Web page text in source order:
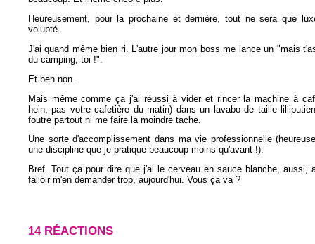
Heureusement, pour la prochaine et dernière, tout ne sera que
volupté.
J'ai quand même bien ri. L'autre jour mon boss me lance un "mais
du camping, toi !".
Et ben non.
Mais même comme ça j'ai réussi à vider et rincer la machine à
hein, pas votre cafetière du matin) dans un lavabo de taille
foutre partout ni me faire la moindre tache.
Une sorte d'accomplissement dans ma vie professionnelle
une discipline que je pratique beaucoup moins qu'avant !).
Bref. Tout ça pour dire que j'ai le cerveau en sauce blanche, aussi,
falloir m'en demander trop, aujourd'hui. Vous ça va ?
14 RÉACTIONS